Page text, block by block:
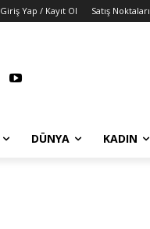
Giriş Yap / Kayıt Ol Satış Noktaları
DÜNYA KADIN